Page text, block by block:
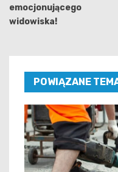
emocjonującego
widowiska!
POWIĄZANE